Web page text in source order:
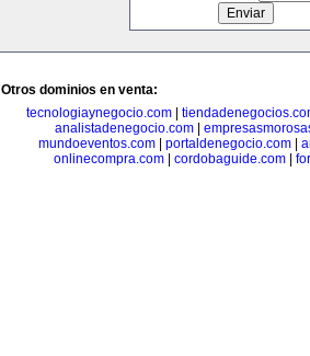
Otros dominios en venta:
tecnologiaynegocio.com
analistadenegocio.com
mundoeventos.com| portaldenegocio.com|
onlinecompra.com| cordobaguide.com|